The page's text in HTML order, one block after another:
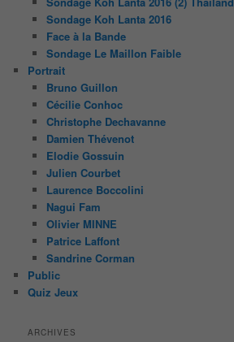
Sondage Koh Lanta 2016
Face à la Bande
Sondage Le Maillon Faible
Portrait
Bruno Guillon
Cécilie Conhoc
Christophe Dechavanne
Damien Thévenot
Elodie Gossuin
Julien Courbet
Laurence Boccolini
Nagui Fam
Olivier MINNE
Patrice Laffont
Sandrine Corman
Public
Quiz Jeux
ARCHIVES